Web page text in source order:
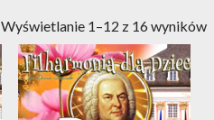
Wyświetlanie 1–12 z 16 wyników
09
maj